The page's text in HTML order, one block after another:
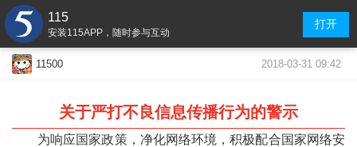
115
安装115APP，随时参与互动
打开
11500 2018-03-31 09:42
关于严打不良信息传播行为的警示
为响应国家政策，净化网络环境，积极配合国家网络安